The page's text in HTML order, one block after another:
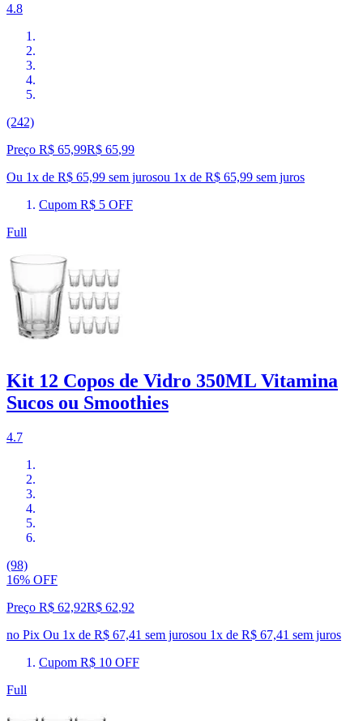
4.8
(242)
Preço R$ 65,99R$ 65,99
Ou 1x de R$ 65,99 sem jurosou 1x de R$ 65,99 sem juros
Cupom R$ 5 OFF
Full
Kit 12 Copos de Vidro 350ML Vitamina
Sucos ou Smoothies
4.7
(98)
16% OFF
Preço R$ 62,92R$ 62,92
no Pix Ou 1x de R$ 67,41 sem jurosou 1x de R$ 67,41 sem juros
Cupom R$ 10 OFF
Full